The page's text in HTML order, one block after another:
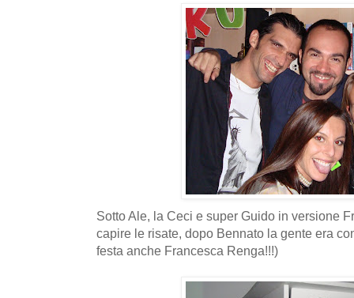
Sotto Ale, la Ceci e super Guido in versione
capire le risate, dopo Bennato la gente era
festa anche Francesca Renga!!!)